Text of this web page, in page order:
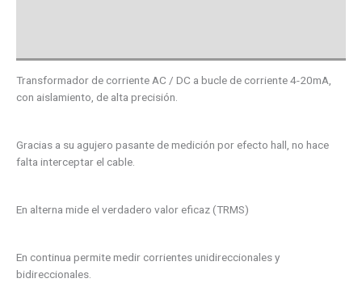
Transformador de corriente AC / DC a bucle de corriente 4-20mA,
con aislamiento, de alta precisión.
Gracias a su agujero pasante de medición por efecto hall, no hace
falta interceptar el cable.
En alterna mide el verdadero valor eficaz (TRMS)
En continua permite medir corrientes unidireccionales y
bidireccionales.